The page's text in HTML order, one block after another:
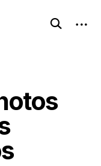
& Culture
open
search
open